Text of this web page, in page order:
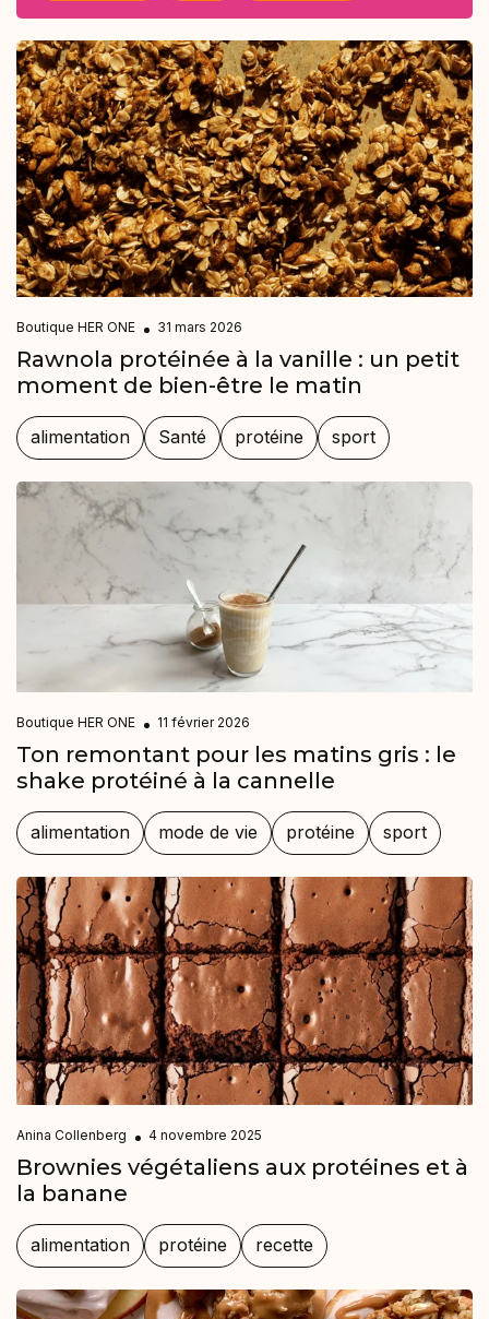
Boutique HER ONE 31 mars 2026
Rawnola protéinée à la vanille : un petit
moment de bien-être le matin
alimentation Santé protéine sport
Boutique HER ONE 11 février 2026
Ton remontant pour les matins gris : le
shake protéiné à la cannelle
alimentation mode de vie protéine sport
Anina Collenberg 4 novembre 2025
Brownies végétaliens aux protéines et à
la banane
alimentation protéine recette